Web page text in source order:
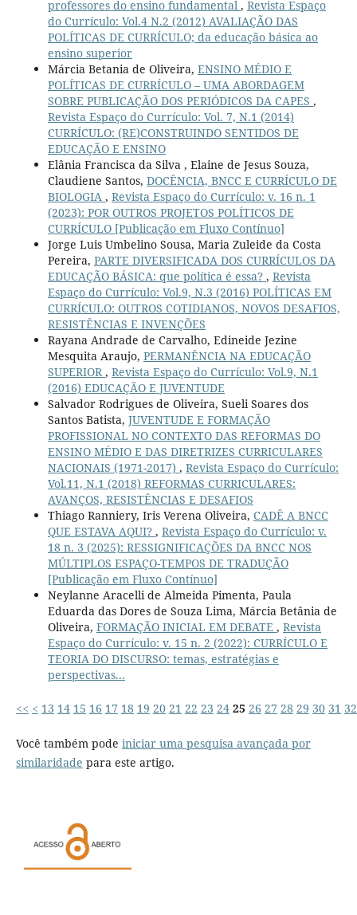
professores do ensino fundamental , Revista Espaço
do Currículo: Vol.4 N.2 (2012) AVALIAÇÃO DAS
POLÍTICAS DE CURRÍCULO; da educação básica ao
ensino superior
Márcia Betania de Oliveira, ENSINO MÉDIO E
POLÍTICAS DE CURRÍCULO – UMA ABORDAGEM
SOBRE PUBLICAÇÃO DOS PERIÓDICOS DA CAPES ,
Revista Espaço do Currículo: Vol. 7, N.1 (2014)
CURRÍCULO: (RE)CONSTRUINDO SENTIDOS DE
EDUCAÇÃO E ENSINO
Elânia Francisca da Silva , Elaine de Jesus Souza,
Claudiene Santos, DOCÊNCIA, BNCC E CURRÍCULO DE
BIOLOGIA , Revista Espaço do Currículo: v. 16 n. 1
(2023): POR OUTROS PROJETOS POLÍTICOS DE
CURRÍCULO [Publicação em Fluxo Contínuo]
Jorge Luis Umbelino Sousa, Maria Zuleide da Costa
Pereira, PARTE DIVERSIFICADA DOS CURRÍCULOS DA
EDUCAÇÃO BÁSICA: que política é essa? , Revista
Espaço do Currículo: Vol.9, N.3 (2016) POLÍTICAS EM
CURRÍCULO: OUTROS COTIDIANOS, NOVOS DESAFIOS,
RESISTÊNCIAS E INVENÇÕES
Rayana Andrade de Carvalho, Edineide Jezine
Mesquita Araujo, PERMANÊNCIA NA EDUCAÇÃO
SUPERIOR , Revista Espaço do Currículo: Vol.9, N.1
(2016) EDUCAÇÃO E JUVENTUDE
Salvador Rodrigues de Oliveira, Sueli Soares dos
Santos Batista, JUVENTUDE E FORMAÇÃO
PROFISSIONAL NO CONTEXTO DAS REFORMAS DO
ENSINO MÉDIO E DAS DIRETRIZES CURRICULARES
NACIONAIS (1971-2017) , Revista Espaço do Currículo:
Vol.11, N.1 (2018) REFORMAS CURRICULARES:
AVANÇOS, RESISTÊNCIAS E DESAFIOS
Thiago Ranniery, Iris Verena Oliveira, CADÊ A BNCC
QUE ESTAVA AQUI? , Revista Espaço do Currículo: v.
18 n. 3 (2025): RESSIGNIFICAÇÕES DA BNCC NOS
MÚLTIPLOS ESPAÇO-TEMPOS DE TRADUÇÃO
[Publicação em Fluxo Contínuo]
Neylanne Aracelli de Almeida Pimenta, Paula
Eduarda das Dores de Souza Lima, Márcia Betânia de
Oliveira, FORMAÇÃO INICIAL EM DEBATE , Revista
Espaço do Currículo: v. 15 n. 2 (2022): CURRÍCULO E
TEORIA DO DISCURSO: temas, estratégias e
perspectivas...
<< < 13 14 15 16 17 18 19 20 21 22 23 24 25 26 27 28 29 30 31 32
Você também pode iniciar uma pesquisa avançada por
similaridade para este artigo.